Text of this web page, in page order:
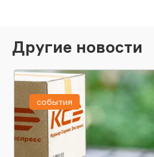
Другие новости
события